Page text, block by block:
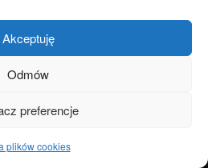
Akceptuję
Odmów
preferencje
plików cookies
2823